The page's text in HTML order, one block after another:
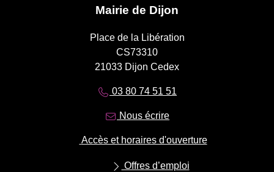
Mairie de Dijon
Place de la Libération
CS73310
21033 Dijon Cedex
03 80 74 51 51
Nous écrire
Accès et horaires d'ouverture
Offres d’emploi